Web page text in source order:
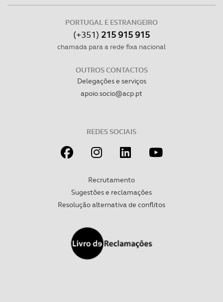
PORTUGAL E ESTRANGEIRO
(+351) 215 915 915
chamada para a rede fixa nacional
OUTROS CONTACTOS
Delegações e serviços
apoio.socio@acp.pt
REDES SOCIAIS
Recrutamento
Sugestões e reclamações
Resolução alternativa de conflitos